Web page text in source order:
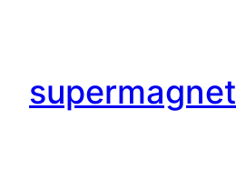
supermagnet